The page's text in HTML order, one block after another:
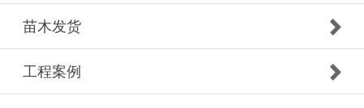
苗木发货
工程案例